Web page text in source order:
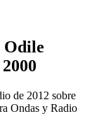
Odile
de 2012 sobre
Ondas y Radio